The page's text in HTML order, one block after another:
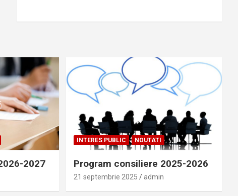
2027
INTERES PUBLIC NOUTATI
Program consiliere 2025-2026
21 septembrie 2025 admin